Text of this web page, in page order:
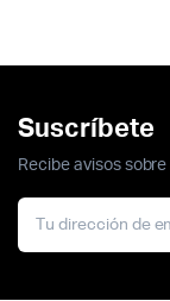
Suscríbete
Recibe avisos sobre